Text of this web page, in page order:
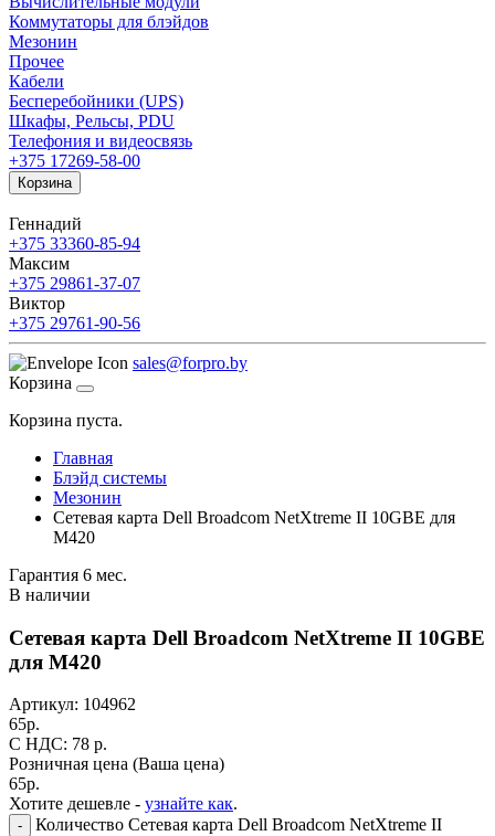
Коммутаторы для блэйдов
Мезонин
Прочее
Кабели
Бесперебойники (UPS)
Шкафы, Рельсы, PDU
Телефония и видеосвязь
+375 17269-58-00
Корзина
Геннадий
+375 33360-85-94
Максим
+375 29861-37-07
Виктор
+375 29761-90-56
sales@forpro.by
Корзина
Корзина пуста.
Главная
Блэйд системы
Мезонин
Сетевая карта Dell Broadcom NetXtreme II 10GBE для
M420
Гарантия 6 мес.
В наличии
Сетевая карта Dell Broadcom NetXtreme II 10GBE
для M420
Артикул: 104962
65р.
C НДС: 78 р.
Розничная цена (Ваша цена)
65р.
Хотите дешевле - узнайте как.
-
Количество Сетевая карта Dell Broadcom NetXtreme II